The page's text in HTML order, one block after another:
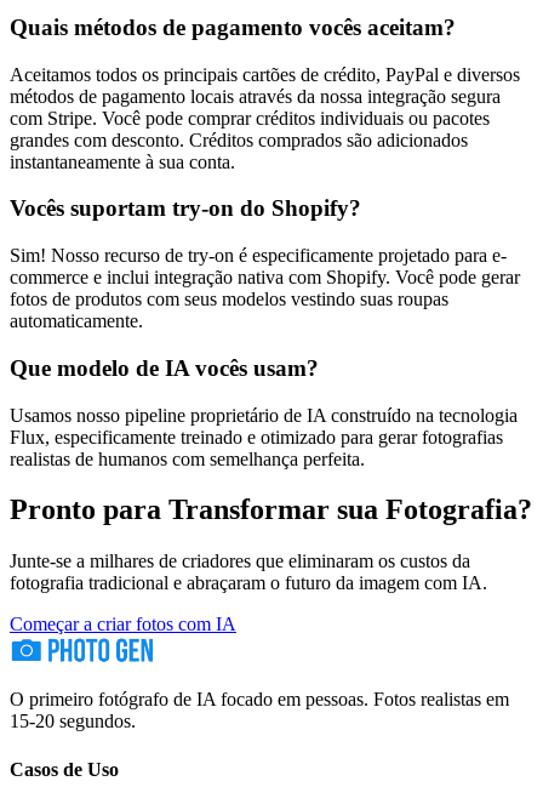
Quais métodos de pagamento vocês aceitam?
Aceitamos todos os principais cartões de crédito, PayPal e diversos
métodos de pagamento locais através da nossa integração segura
com Stripe. Você pode comprar créditos individuais ou pacotes
grandes com desconto. Créditos comprados são adicionados
instantaneamente à sua conta.
Vocês suportam try-on do Shopify?
Sim! Nosso recurso de try-on é especificamente projetado para e-
commerce e inclui integração nativa com Shopify. Você pode gerar
fotos de produtos com seus modelos vestindo suas roupas
automaticamente.
Que modelo de IA vocês usam?
Usamos nosso pipeline proprietário de IA construído na tecnologia
Flux, especificamente treinado e otimizado para gerar fotografias
realistas de humanos com semelhança perfeita.
Pronto para Transformar sua Fotografia?
Junte-se a milhares de criadores que eliminaram os custos da
fotografia tradicional e abraçaram o futuro da imagem com IA.
Começar a criar fotos com IA
O primeiro fotógrafo de IA focado em pessoas. Fotos realistas em
15-20 segundos.
Casos de Uso